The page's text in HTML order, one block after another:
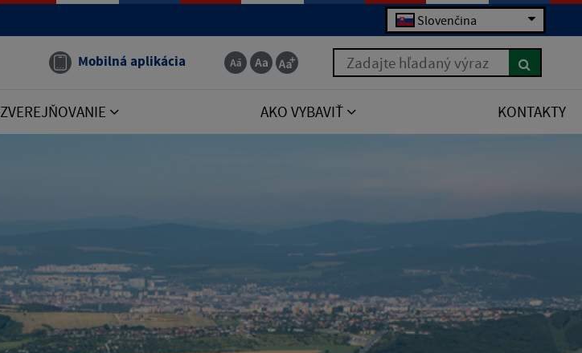
Slovenčina
Mobilná aplikácia Zadajte hľadaný výraz
ZVEREJŇOVANIE AKO VYBAVIŤ KONTAKTY